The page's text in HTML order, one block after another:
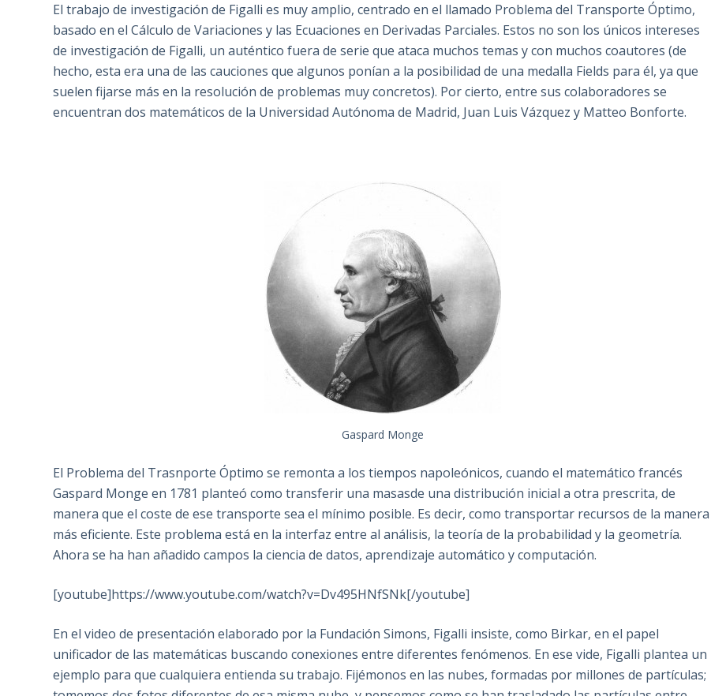
El trabajo de investigación de Figalli es muy amplio, centrado en el llamado Problema del Transporte Óptimo,
basado en el Cálculo de Variaciones y las Ecuaciones en Derivadas Parciales. Estos no son los únicos intereses
de investigación de Figalli, un auténtico fuera de serie que ataca muchos temas y con muchos coautores (de
hecho, esta era una de las cauciones que algunos ponían a la posibilidad de una medalla Fields para él, ya que
suelen fijarse más en la resolución de problemas muy concretos). Por cierto, entre sus colaboradores se
encuentran dos matemáticos de la Universidad Autónoma de Madrid, Juan Luis Vázquez y Matteo Bonforte.
Gaspard Monge
El Problema del Trasnporte Óptimo se remonta a los tiempos napoleónicos, cuando el matemático francés
Gaspard Monge en 1781 planteó como transferir una masasde una distribución inicial a otra prescrita, de
manera que el coste de ese transporte sea el mínimo posible. Es decir, como transportar recursos de la manera
más eficiente. Este problema está en la interfaz entre al análisis, la teoría de la probabilidad y la geometría.
Ahora se ha han añadido campos la ciencia de datos, aprendizaje automático y computación.
[youtube]https://www.youtube.com/watch?v=Dv495HNfSNk[/youtube]
En el video de presentación elaborado por la Fundación Simons, Figalli insiste, como Birkar, en el papel
unificador de las matemáticas buscando conexiones entre diferentes fenómenos. En ese vide, Figalli plantea un
ejemplo para que cualquiera entienda su trabajo. Fijémonos en las nubes, formadas por millones de partículas;